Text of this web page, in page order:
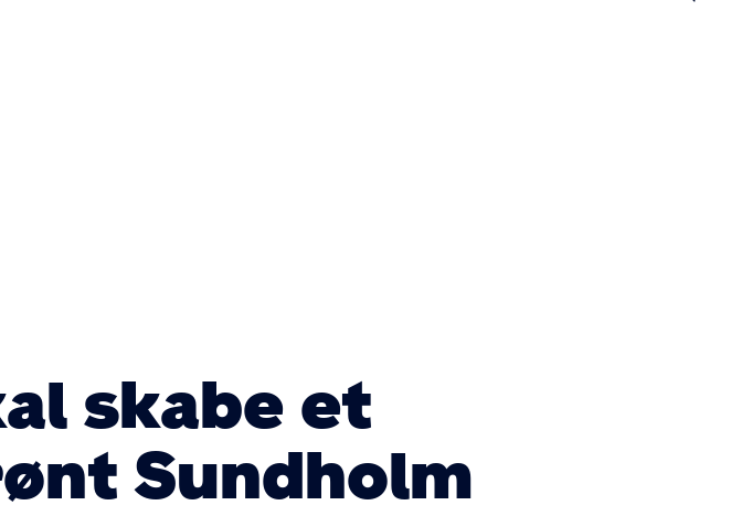
skabe et
Sundholm